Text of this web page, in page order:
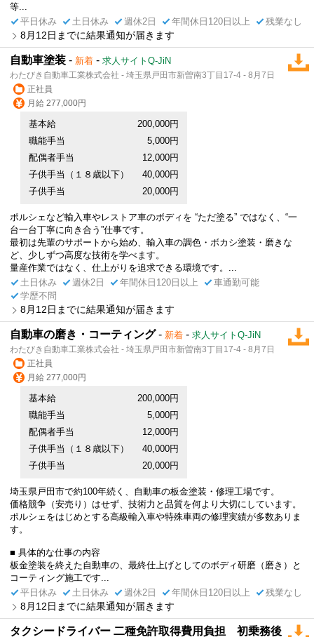
等...
平日休み
土日休み 週休2日 年間休日120日以上 残業なし
8月12日までに結果通知が届きます
自動車塗装 - 新着 - 求人サイトQ-JiN
わたびき自動車工業株式会社 - 埼玉県戸田市新曽南3丁目17-4 - 8月7日
正社員
月給 277,000円
基本給
200,000円
職能手当
5,000円
配偶者手当
12,000円
子供手当（１８歳以下）
40,000円
子供手当
20,000円
ポルシェなど輸入車やレストア車のボディを “ただ塗る” ではなく、“一
台一台丁寧に向き合う”仕事です。
最初は先輩のサポートから始め、輸入車の調色・ボカシ塗装・磨きな
ど、少しずつ高度な技術を学べます。
量産作業ではなく、仕上がりを追求できる環境です。...
土日休み
週休2日 年間休日120日以上
車通勤可能
学歴不問
8月12日までに結果通知が届きます
自動車の磨き・コーティング- 新着 - 求人サイトQ-JiN
わたびき自動車工業株式会社 - 埼玉県戸田市新曽南3丁目17-4 - 8月7日
正社員
月給 277,000円
基本給
200,000円
職能手当
5,000円
配偶者手当
12,000円
子供手当（１８歳以下）
40,000円
子供手当
20,000円
埼玉県戸田市で約100年続く、自動車の板金塗装・修理工場です。
価格競争（安売り）はせず、技術力と品質を何より大切にしています。
ポルシェをはじめとする高級輸入車や特殊車両の修理実績が多数ありま
す。
■ 具体的な仕事の内容
板金塗装を終えた自動車の、最終仕上げとしてのボディ研磨（磨き）と
コーティング施工です...
平日休み
土日休み 週休2日 年間休日120日以上 残業なし
8月12日までに結果通知が届きます
タクシードライバー 二種免許取得費用負担 初乗務後